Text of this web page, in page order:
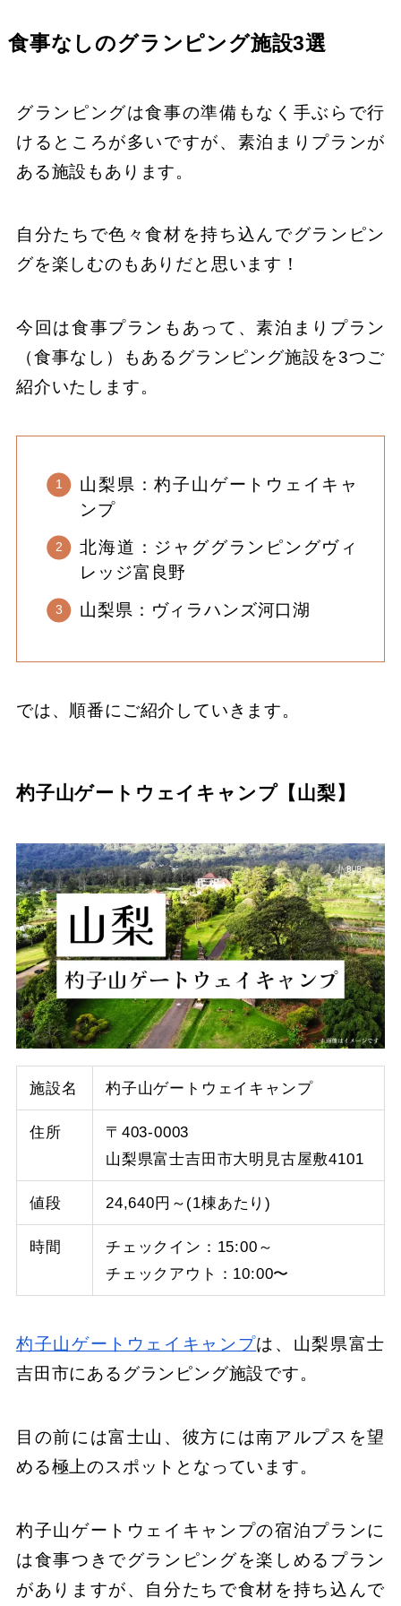
食事なしのグランピング施設3選
グランピングは食事の準備もなく手ぶらで行
けるところが多いですが、素泊まりプランが
ある施設もあります。
自分たちで色々食材を持ち込んでグランピン
グを楽しむのもありだと思います！
今回は食事プランもあって、素泊まりプラン
（食事なし）もあるグランピング施設を3つご
紹介いたします。
山梨県：杓子山ゲートウェイキャ
ンプ
北海道：ジャググランピングヴィ
レッジ富良野
山梨県：ヴィラハンズ河口湖
では、順番にご紹介していきます。
杓子山ゲートウェイキャンプ【山梨】
施設名 杓子山ゲートウェイキャンプ
住所
〒403-0003
山梨県富士吉田市大明見古屋敷4101
値段 24,640円～(1棟あたり)
時間
チェックイン：15:00～
チェックアウト：10:00〜
杓子山ゲートウェイキャンプは、山梨県富士
吉田市にあるグランピング施設です。
目の前には富士山、彼方には南アルプスを望
める極上のスポットとなっています。
杓子山ゲートウェイキャンプの宿泊プランに
は食事つきでグランピングを楽しめるプラン
がありますが、自分たちで食材を持ち込んで